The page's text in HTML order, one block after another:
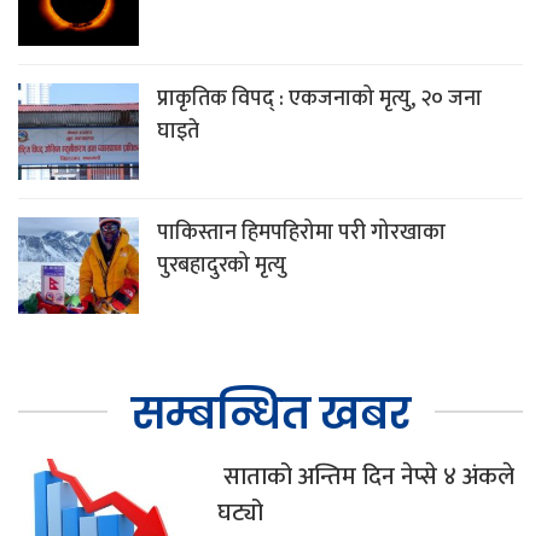
प्राकृतिक विपद् : एकजनाको मृत्यु, २० जना
घाइते
पाकिस्तान हिमपहिरोमा परी गोरखाका
पुरबहादुरको मृत्यु
सम्बन्धित खबर
साताको अन्तिम दिन नेप्से ४ अंकले
घट्यो